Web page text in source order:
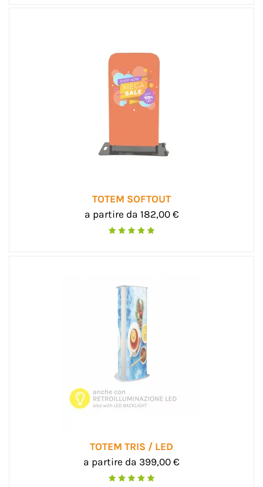
TOTEM SOFTOUT
a partire da 182,00 €
TOTEM TRIS / LED
a partire da 399,00 €